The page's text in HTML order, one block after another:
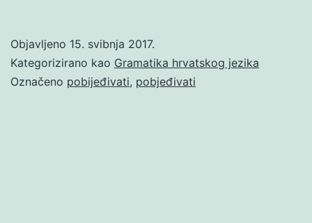
Objavljeno 15. svibnja 2017.
Kategorizirano kao Gramatika hrvatskog jezika
Označeno pobijeđivati, pobjeđivati